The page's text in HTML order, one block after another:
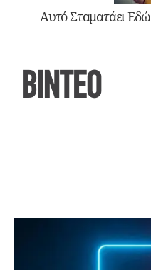
Αυτό Σταματάει Εδώ
ΒΙΝΤΕΟ